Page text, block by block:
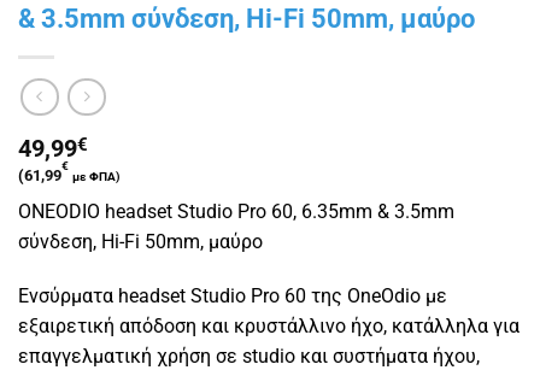
& 3.5mm σύνδεση, Hi-Fi 50mm, μαύρο
49,99€
(61,99
€
με ΦΠΑ)
ONEODIO headset Studio Pro 60, 6.35mm & 3.5mm
σύνδεση, Hi-Fi 50mm, μαύρο
Ενσύρματα headset Studio Pro 60 της OneOdio με
εξαιρετική απόδοση και κρυστάλλινο ήχο, κατάλληλα για
επαγγελματική χρήση σε studio και συστήματα ήχου,